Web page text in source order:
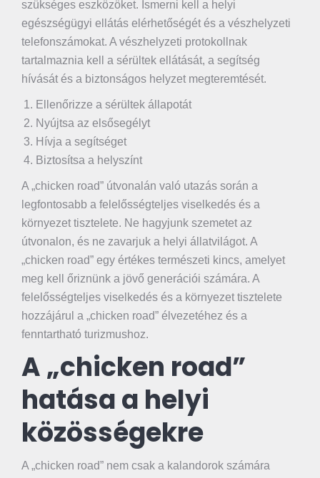
szükséges eszközöket. Ismerni kell a helyi
egészségügyi ellátás elérhetőségét és a vészhelyzeti
telefonszámokat. A vészhelyzeti protokollnak
tartalmaznia kell a sérültek ellátását, a segítség
hívását és a biztonságos helyzet megteremtését.
Ellenőrizze a sérültek állapotát
Nyújtsa az elsősegélyt
Hívja a segítséget
Biztosítsa a helyszínt
A „chicken road” útvonalán való utazás során a
legfontosabb a felelősségteljes viselkedés és a
környezet tisztelete. Ne hagyjunk szemetet az
útvonalon, és ne zavarjuk a helyi állatvilágot. A
„chicken road” egy értékes természeti kincs, amelyet
meg kell őriznünk a jövő generációi számára. A
felelősségteljes viselkedés és a környezet tisztelete
hozzájárul a „chicken road” élvezetéhez és a
fenntartható turizmushoz.
A „chicken road”
hatása a helyi
közösségekre
A „chicken road” nem csak a kalandorok számára